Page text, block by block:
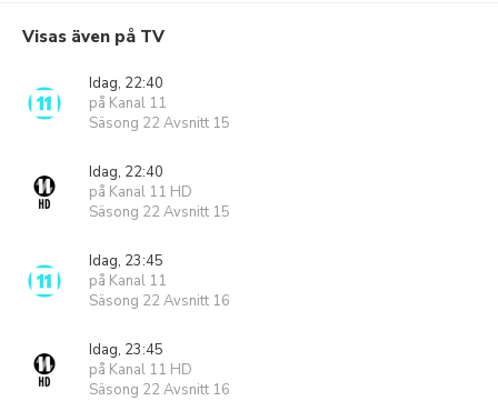
Visas även på TV
Idag, 22:40
på Kanal 11
Säsong 22 Avsnitt 15
Idag, 22:40
på Kanal 11 HD
Säsong 22 Avsnitt 15
Idag, 23:45
på Kanal 11
Säsong 22 Avsnitt 16
Idag, 23:45
på Kanal 11 HD
Säsong 22 Avsnitt 16